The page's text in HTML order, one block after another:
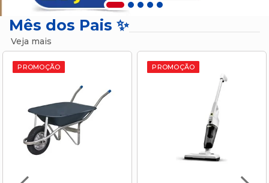
Mês dos Pais ✨
Veja mais
PROMOÇÃO PROMOÇÃO